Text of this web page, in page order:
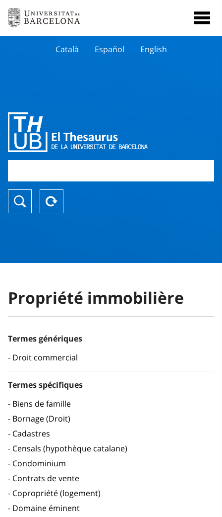
Català Español English
Propriété immobilière
Termes génériques
Droit commercial
Termes spécifiques
Biens de famille
Bornage (Droit)
Cadastres
Censals (hypothèque catalane)
Condominium
Contrats de vente
Copropriété (logement)
Domaine éminent